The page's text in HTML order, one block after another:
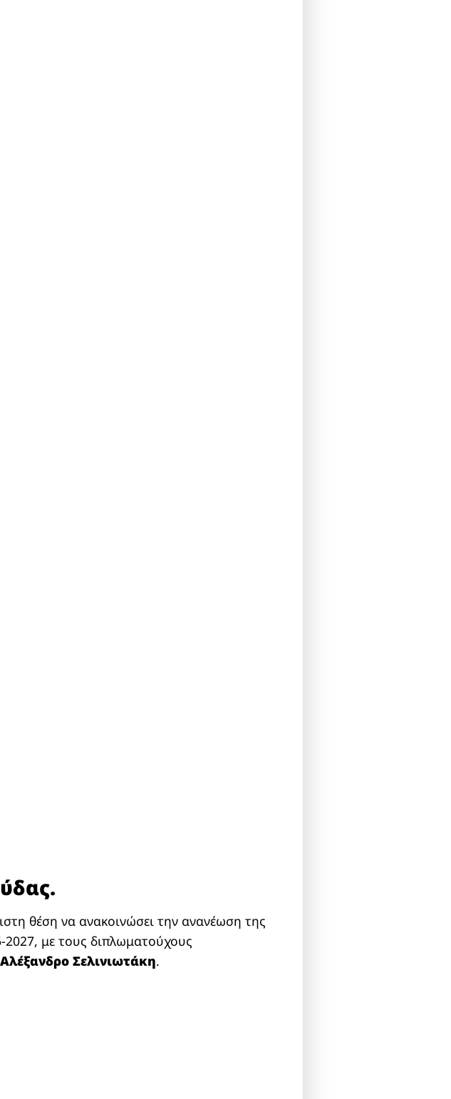
θέση να ανακοινώσει την ανανέωση της
2027, με τους διπλωματούχους
Αλέξανδρο Σελινιωτάκη.